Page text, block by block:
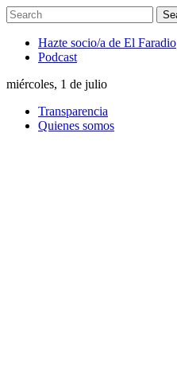
Hazte socio/a de El Faradio
Podcast
miércoles, 1 de julio
Transparencia
Quienes somos